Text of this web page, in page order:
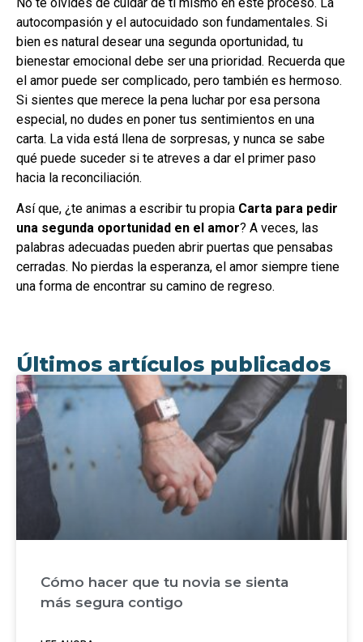
autocompasión y el autocuidado son fundamentales. Si
bien es natural desear una segunda oportunidad, tu
bienestar emocional debe ser una prioridad. Recuerda que
el amor puede ser complicado, pero también es hermoso.
Si sientes que merece la pena luchar por esa persona
especial, no dudes en poner tus sentimientos en una
carta. La vida está llena de sorpresas, y nunca se sabe
qué puede suceder si te atreves a dar el primer paso
hacia la reconciliación.
Así que, ¿te animas a escribir tu propia Carta para pedir
una segunda oportunidad en el amor? A veces, las
palabras adecuadas pueden abrir puertas que pensabas
cerradas. No pierdas la esperanza, el amor siempre tiene
una forma de encontrar su camino de regreso.
Últimos artículos publicados
Cómo hacer que tu novia se sienta
más segura contigo